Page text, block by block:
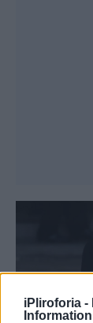
iPliroforia -
Information